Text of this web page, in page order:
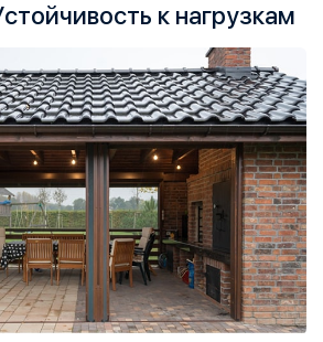
к нагрузкам